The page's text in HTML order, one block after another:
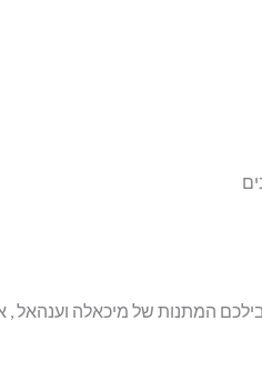
המתנות של מיכאלה וענהאל ,